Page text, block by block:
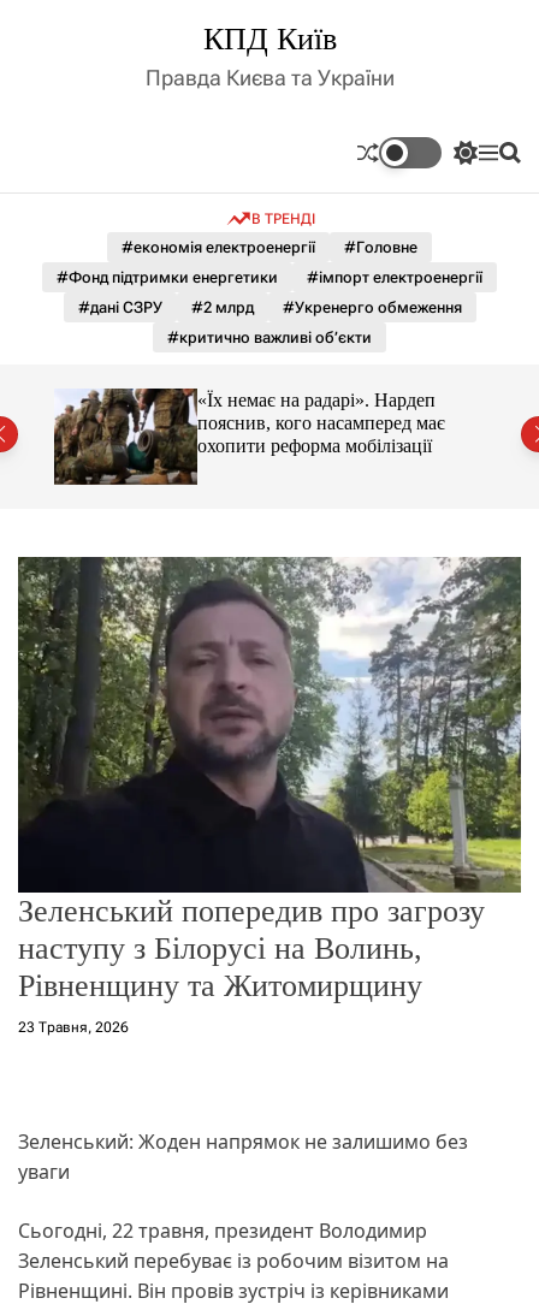
д
КПД Київ
Правда Києва та України
П
к
а
ь
о
р
е
ж
и
м
у
М П
В ТРЕНДІ
#економія електроенергії
#Головне
#Фонд підтримки енергетики
#імпорт електроенергії
#дані СЗРУ
#2 млрд
#Укренерго обмеження
#критично важливі об’єкти
«Їх немає на радарі». Нардеп
пояснив, кого насамперед має
охопити реформа мобілізації
Зеленський попередив про загрозу
наступу з Білорусі на Волинь,
Рівненщину та Житомирщину
23 Травня, 2026
Зеленський: Жоден напрямок не залишимо без
уваги
Сьогодні, 22 травня, президент Володимир
Зеленський перебуває із робочим візитом на
Рівненщині. Він провів зустріч із керівниками